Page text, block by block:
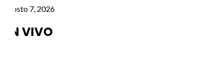
Saltar
contenido
agosto 7, 2026
EN VIVO